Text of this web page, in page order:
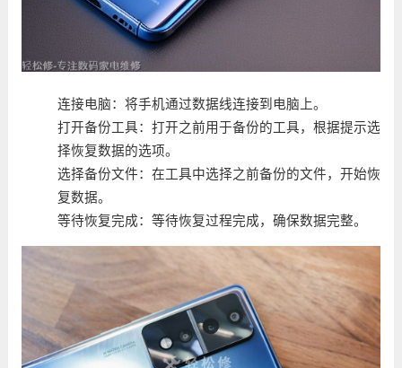
连接电脑：将手机通过数据线连接到电脑上。
打开备份工具：打开之前用于备份的工具，根据提示选
择恢复数据的选项。
选择备份文件：在工具中选择之前备份的文件，开始恢
复数据。
等待恢复完成：等待恢复过程完成，确保数据完整。